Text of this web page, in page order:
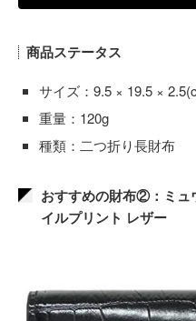
商品ステータス
サイズ：9.5 × 19.5 ×
重量：120g
種類：二つ折り長財布
おすすめの財布②：ミュ
イルプリント レザー